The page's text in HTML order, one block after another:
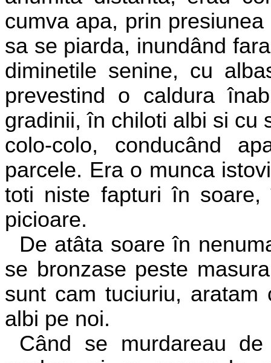
cumva apa, prin
sa se piarda, inundând
diminetile senine, cu
prevestind o caldura
gradinii, în chiloti albi si cu
colo-colo, conducând
parcele. Era o munca
toti niste fapturi în
picioare.
De atâta soare în
se bronzase peste
sunt cam tuciuriu,
albi pe noi.
Când se murdareau